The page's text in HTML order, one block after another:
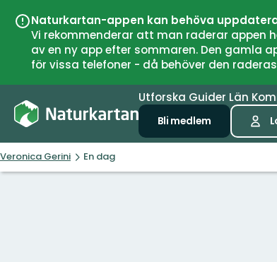
Naturkartan-appen kan behöva
Vi rekommenderar att man raderar appen
av en ny app efter sommaren. Den gamla
för vissa telefoner - då behöver den
Utforska Guider Län
Bli medlem
Veronica Gerini En dag